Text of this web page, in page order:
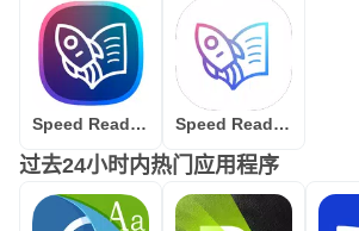
Takween通过与专门研究教育领域的研
作，并且在研究和审查了该领域的许多
Takween为技术项目管理公司提供了此
成为此应用程序是阿拉伯世界上此类应
因为它是按照科学方法论进行工作的，
游戏（游戏化）相集成的方式，这在通
Speed Reading Center Speed Reading Students
过去24小时内热门应用程序